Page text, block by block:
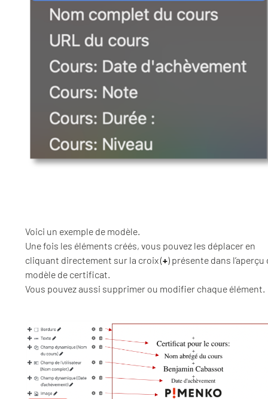
Voici un exemple de modèle.
Une fois les éléments créés, vous pouvez les déplacer en
cliquant directement sur la croix (+) présente dans l’aperçu
modèle de certificat.
Vous pouvez aussi supprimer ou modifier chaque élément.